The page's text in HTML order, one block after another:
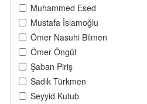
Muhammed Esed
Mustafa İslamoğlu
Ömer Nasuhi Bilmen
Ömer Öngüt
Şaban Piriş
Sadık Türkmen
Seyyid Kutub